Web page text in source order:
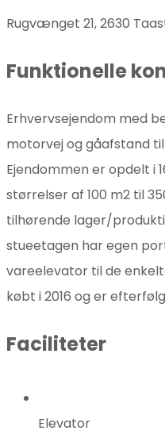
Rugvænget 21, 2630
Funktionelle
Erhvervsejendom med
motorvej og gåafstand
Ejendommen er opdelt i
størrelser af 100 m2 til
tilhørende lager/
stueetagen har egen
vareelevator til de
købt i 2016 og er
Faciliteter
Elevator